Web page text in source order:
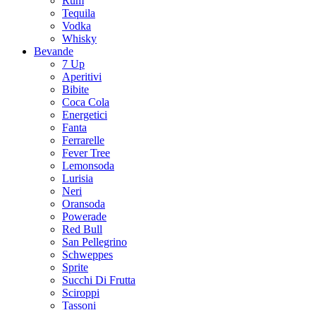
Tequila
Vodka
Whisky
Bevande
7 Up
Aperitivi
Bibite
Coca Cola
Energetici
Fanta
Ferrarelle
Fever Tree
Lemonsoda
Lurisia
Neri
Oransoda
Powerade
Red Bull
San Pellegrino
Schweppes
Sprite
Succhi Di Frutta
Sciroppi
Tassoni